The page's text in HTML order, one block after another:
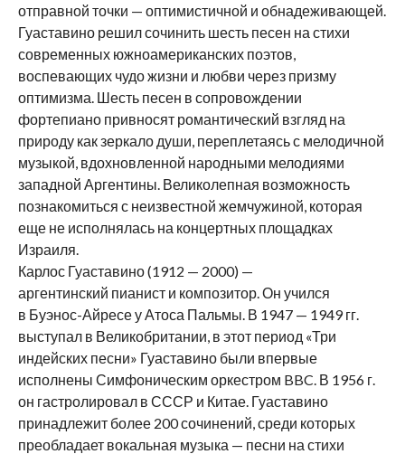
отправной точки — оптимистичной и обнадеживающей.
Гуаставино решил сочинить шесть песен на стихи
современных южноамериканских поэтов,
воспевающих чудо жизни и любви через призму
оптимизма. Шесть песен в сопровождении
фортепиано привносят романтический взгляд на
природу как зеркало души, переплетаясь с мелодичной
музыкой, вдохновленной народными мелодиями
западной Аргентины. Великолепная возможность
познакомиться с неизвестной жемчужиной, которая
еще не исполнялась на концертных площадках
Израиля.
Карлос Гуаставино (1912 — 2000) —
аргентинский пианист и композитор. Он учился
в Буэнос-Айресе у Атоса Пальмы. В 1947 — 1949 гг.
выступал в Великобритании, в этот период «Три
индейских песни» Гуаставино были впервые
исполнены Симфоническим оркестром BBC. В 1956 г.
он гастролировал в СССР и Китае. Гуаставино
принадлежит более 200 сочинений, среди которых
преобладает вокальная музыка — песни на стихи